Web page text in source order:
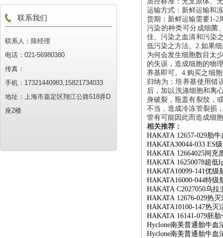
联系我们
联系人：陈经理
电话：021-56980380
传真：
手机：17321440983,15821734033
地址：上海市嘉定区翔江公路518弄D
座2楼
运输方式：新鲜运输和
货期：新鲜运输需要1-2
污染的种类可分成细菌
佳、污染之血清和污染
低污染之方法。2.如果
为何会发生细胞数目太
的失误，造成细胞的物
养基即可。4.购买之细
归纳为：培养基使用错
后，加以洗涤细胞和离
身破裂，瓶盖有裂纹，
不当，造成冷冻管裂损
管有可能因此而造成细
相关推荐：
HAKATA 12657-029胎牛
HAKATA30044-033 ES
HAKATA 12664025间充
HAKATA 16250078超低
HAKATA10099-141优级
HAKATA16000-044特级
HAKATA C2027050乌拉
HAKATA 12676-029热灭
HAKATA10100-147热灭
HAKATA 16141-079胚胎
Hyclone南美普通胎牛血
Hyclone南美普通胎牛血